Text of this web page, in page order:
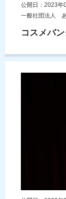
公開日：2023年
一般社団法人
コスメバ